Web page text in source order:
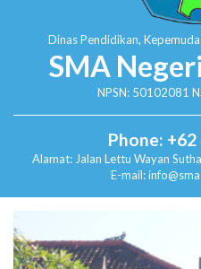
Dinas Pendidikan,
SMA
NPSN: 50102081
Phone:
Alamat: Jalan Lettu Wayan
E-mail: